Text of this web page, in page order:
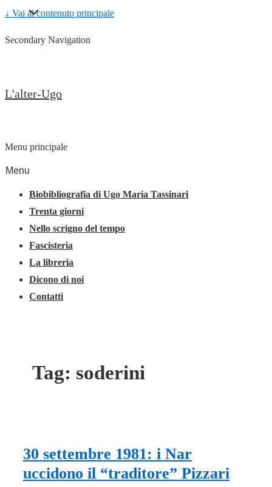
↓ Vai al contenuto principale
Secondary Navigation
L'alter-Ugo
Menu principale
Menu
Biobibliografia di Ugo Maria Tassinari
Trenta giorni
Nello scrigno del tempo
Fascisteria
La libreria
Dicono di noi
Contatti
Tag: soderini
30 settembre 1981: i Nar
uccidono il “traditore” Pizzari